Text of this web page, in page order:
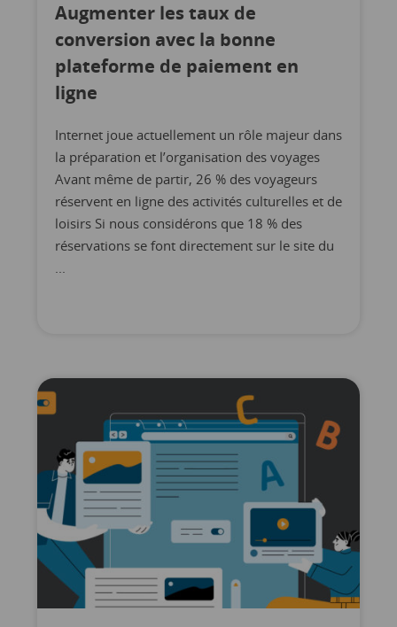
Augmenter les taux de
conversion avec la bonne
plateforme de paiement en
ligne
Internet joue actuellement un rôle majeur dans
la préparation et l’organisation des voyages
Avant même de partir, 26 % des voyageurs
réservent en ligne des activités culturelles et de
loisirs Si nous considérons que 18 % des
réservations se font directement sur le site du
...